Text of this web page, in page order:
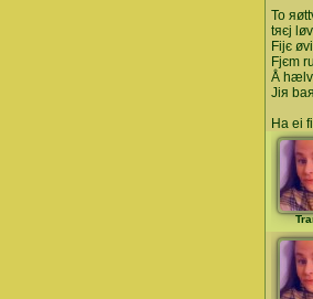
To
tяєj
Fijє
Fjєm
Å
Jiя
Ha ei